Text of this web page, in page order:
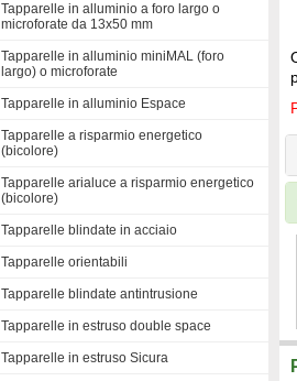
Tapparelle in alluminio a foro largo o
microforate da 13x50 mm
Tapparelle in alluminio miniMAL (foro
largo) o microforate
Tapparelle in alluminio Espace
Tapparelle a risparmio energetico
(bicolore)
Tapparelle arialuce a risparmio energetico
(bicolore)
Tapparelle blindate in acciaio
Tapparelle orientabili
Tapparelle blindate antintrusione
Tapparelle in estruso double space
Tapparelle in estruso Sicura